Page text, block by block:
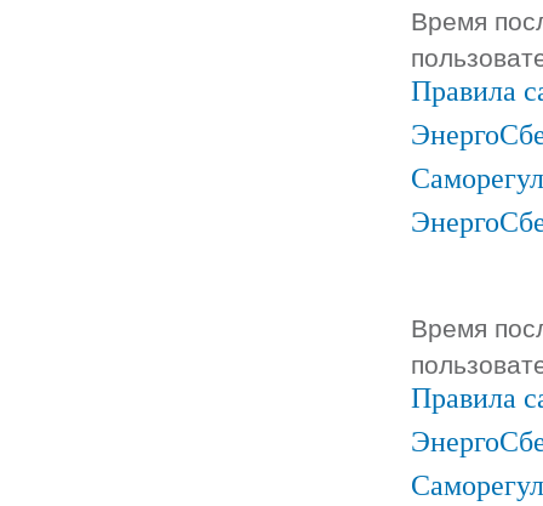
Время
Правила
Время
Правила